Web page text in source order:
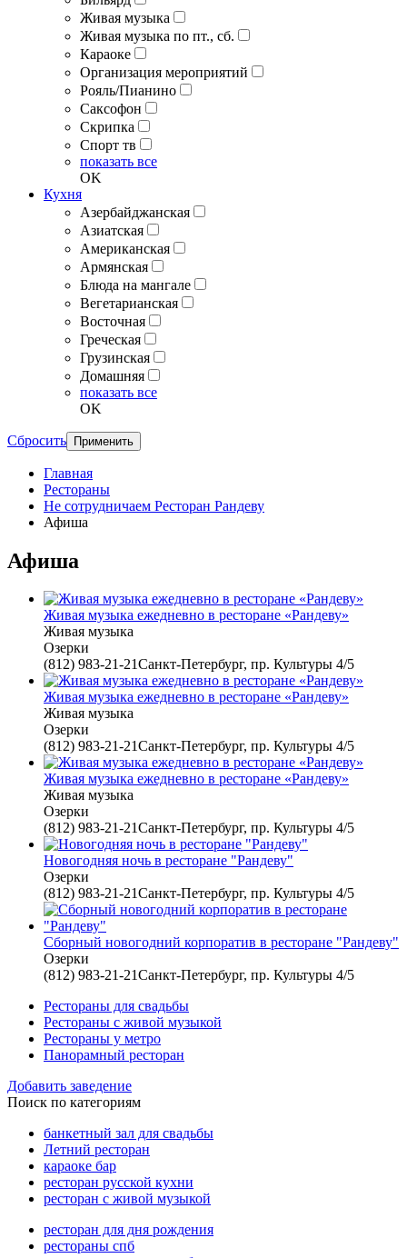
Живая музыка
Живая музыка по пт., сб.
Караоке
Организация мероприятий
Рояль/Пианино
Саксофон
Скрипка
Спорт тв
показать все
OK
Кухня
Азербайджанская
Азиатская
Американская
Армянская
Блюда на мангале
Вегетарианская
Восточная
Греческая
Грузинская
Домашняя
показать все
OK
Сбросить Применить
Главная
Рестораны
Не сотрудничаем Ресторан Рандеву
Афиша
Афиша
Живая музыка ежедневно в ресторане «Рандеву»
Живая музыка
Озерки
(812) 983-21-21Санкт-Петербург, пр. Культуры 4/5
Живая музыка ежедневно в ресторане «Рандеву»
Живая музыка
Озерки
(812) 983-21-21Санкт-Петербург, пр. Культуры 4/5
Живая музыка ежедневно в ресторане «Рандеву»
Живая музыка
Озерки
(812) 983-21-21Санкт-Петербург, пр. Культуры 4/5
Новогодняя ночь в ресторане "Рандеву"
Озерки
(812) 983-21-21Санкт-Петербург, пр. Культуры 4/5
Сборный новогодний корпоратив в ресторане "Рандеву"
Озерки
(812) 983-21-21Санкт-Петербург, пр. Культуры 4/5
Рестораны для свадьбы
Рестораны с живой музыкой
Рестораны у метро
Панорамный ресторан
Добавить заведение
Поиск по категориям
банкетный зал для свадьбы
Летний ресторан
караоке бар
ресторан русской кухни
ресторан с живой музыкой
ресторан для дня рождения
рестораны спб